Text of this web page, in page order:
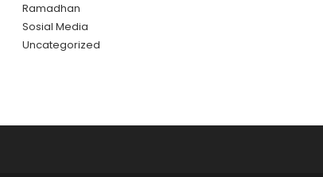
Ramadhan
Sosial Media
Uncategorized